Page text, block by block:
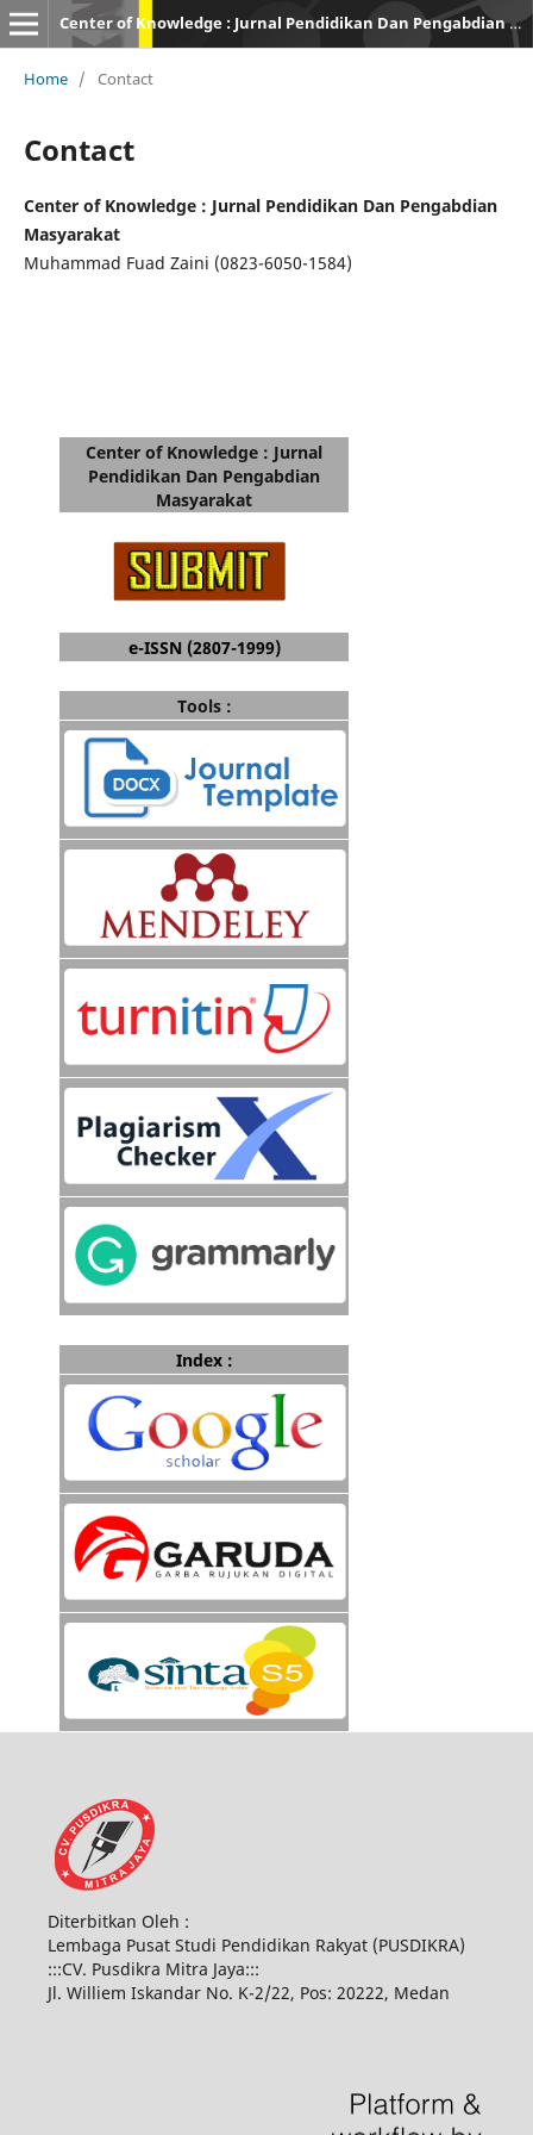
Center of Knowledge : Jurnal Pendidikan Dan Pengabdian Masyarakat
Home / Contact
Contact
Center of Knowledge : Jurnal Pendidikan Dan Pengabdian
Masyarakat
Muhammad Fuad Zaini (0823-6050-1584)
Center of Knowledge : Jurnal
Pendidikan Dan Pengabdian
Masyarakat
e-ISSN (2807-1999)
Tools :
Index :
Diterbitkan Oleh :
Lembaga Pusat Studi Pendidikan Rakyat (PUSDIKRA)
:::CV. Pusdikra Mitra Jaya:::
Jl. Williem Iskandar No. K-2/22, Pos: 20222, Medan